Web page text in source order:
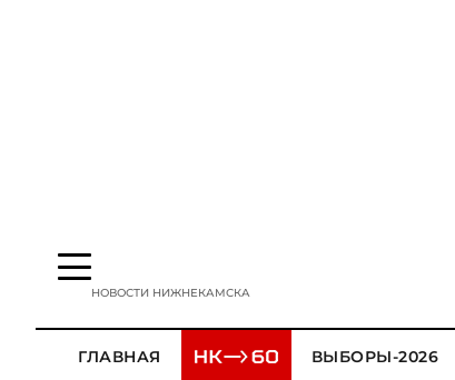
НОВОСТИ НИЖНЕКАМСКА
ГЛАВНАЯ ВЫБОРЫ-2026